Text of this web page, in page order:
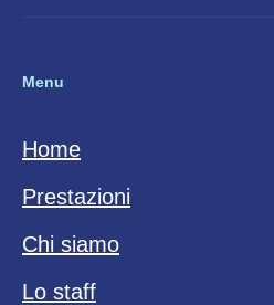
Menu
Home
Prestazioni
Chi siamo
Lo staff